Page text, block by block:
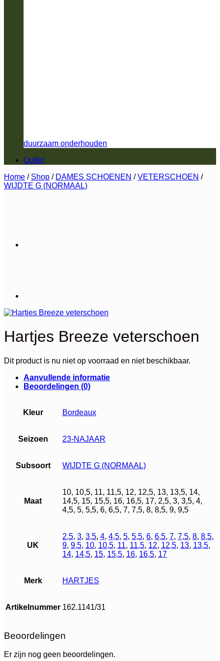
duurzaam onderhouden
Outlet
Home / Shop / DAMES SCHOENEN / VETERSCHOEN /
WIJDTE G (NORMAAL)
Hartjes Breeze veterschoen
Dit product is nu niet op voorraad en niet beschikbaar.
Aanvullende informatie
Beoordelingen (0)
Kleur Bordeaux
Seizoen 23-NAJAAR
Subsoort WIJDTE G (NORMAAL)
Maat
10, 10,5, 11, 11,5, 12, 12,5, 13, 13,5, 14,
14,5, 15, 15,5, 16, 16,5, 17, 2,5, 3, 3,5, 4,
4,5, 5, 5,5, 6, 6,5, 7, 7,5, 8, 8,5, 9, 9,5
UK
2,5, 3, 3,5, 4, 4,5, 5, 5,5, 6, 6,5, 7, 7,5, 8, 8,5,
9, 9,5, 10, 10,5, 11, 11,5, 12, 12,5, 13, 13,5,
14, 14,5, 15, 15,5, 16, 16,5, 17
Merk HARTJES
Artikelnummer 162.1141/31
Beoordelingen
Er zijn nog geen beoordelingen.